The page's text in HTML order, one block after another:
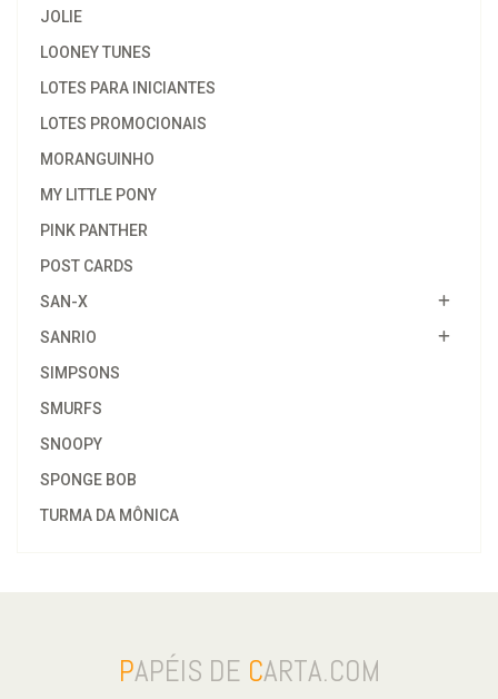
JOLIE
LOONEY TUNES
LOTES PARA INICIANTES
LOTES PROMOCIONAIS
MORANGUINHO
MY LITTLE PONY
PINK PANTHER
POST CARDS
SAN-X
SANRIO
SIMPSONS
SMURFS
SNOOPY
SPONGE BOB
TURMA DA MÔNICA
PAPÉIS DE CARTA.COM